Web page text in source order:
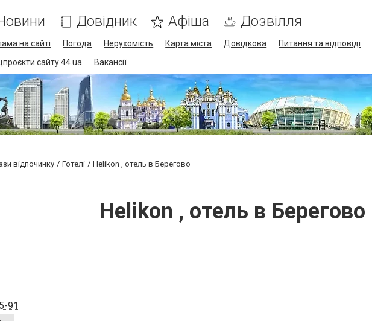
Довідник Афіша Дозвілля
на сайті Погода Нерухомість Карта міста Довідкова Питання та відповіді
сайту 44.ua
Вакансії
відпочинку Готелі Helikon , отель в Берегово
Helikon , отель в Берегово
91